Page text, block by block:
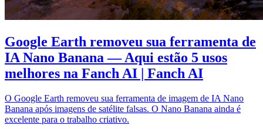
Google Earth removeu sua ferramenta de
IA Nano Banana — Aqui estão 5 usos
melhores na Fanch AI | Fanch AI
O Google Earth removeu sua ferramenta de imagem de IA Nano
Banana após imagens de satélite falsas. O Nano Banana ainda é
excelente para o trabalho criativo.